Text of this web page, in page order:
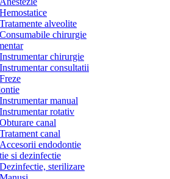
Hemostatice
Tratamente alveolite
Consumabile chirurgie
Instrumentar chirurgie
Instrumentar consultatii
Freze
Instrumentar manual
Instrumentar rotativ
Obturare canal
Tratament canal
Accesorii endodontie
si dezinfectie
Dezinfectie, sterilizare